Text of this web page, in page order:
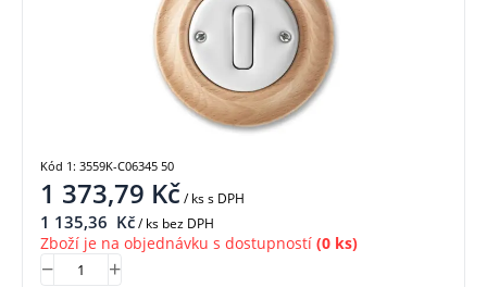
1 373,79 Kč/ kss DPH
1 135,36 Kč/ ks bez DPH
Zboží je na objednávku s dostupností (0 ks)
Kód 1: 3559K-C06345 50